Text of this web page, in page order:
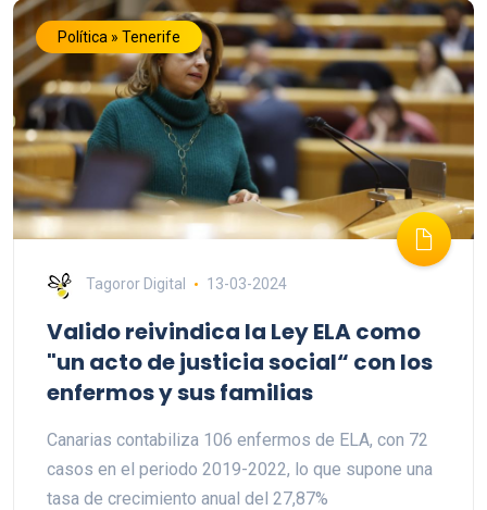
Política » Tenerife
Tagoror Digital 13-03-2024
Valido reivindica la Ley ELA como
"un acto de justicia social“ con los
enfermos y sus familias
Canarias contabiliza 106 enfermos de ELA, con 72
casos en el periodo 2019-2022, lo que supone una
tasa de crecimiento anual del 27,87%